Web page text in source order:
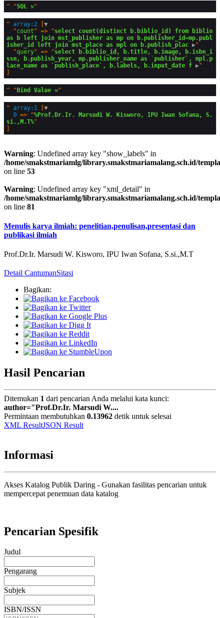
^ "SQL ⚒️
^ array:2 [▼
  "
count " => "select count(distinct b.biblio_id) from biblio
as b left join mst_publisher as mp on b.publisher_id=mp.publ
isher_id left join mst_place as mpl on b.publish_plac ▶"
  "
query" => "select b.biblio_id, b.title, b.image, b.isbn_i
ssn, b.publish_year, mp.publisher_name as `publisher`, mpl.p
lace_name as `publish_place`, b.labels, b.input_date f ▶
^ "Bind Value ⚒️
^ array:1 [▼
0 => "%Prof.Dr.Ir. Marsudi W. Kisworo, IPU Iwan Sofana, S.
si.,M.T%
Warning: Undefined array key "show_labels" in
/home/smakstmariamlg/library.smakstmariamalang.sch.id/
on line 53
Warning: Undefined array key "xml_detail" in
/home/smakstmariamlg/library.smakstmariamalang.sch.id/
on line 81
Menulis karya ilmiah: penelitian,penulisan,presentasi dan
publikasi ilmiah
Prof.Dr.Ir. Marsudi W. Kisworo, IPU Iwan Sofana, S.si.,M.T
Detail CantumanSitasi
Bagikan:
Hasil Pencarian
Ditemukan 1 dari pencarian Anda melalui kata kunci:
author="Prof.Dr.Ir. Marsudi W....
Permintaan membutuhkan 0.13962 detik untuk selesai
XML ResultJSON Result
Informasi
Akses Katalog Publik Daring - Gunakan fasilitas pencarian untuk
mempercepat penemuan data katalog
Pencarian Spesifik
Judul
Pengarang
Subjek
ISBN/ISSN